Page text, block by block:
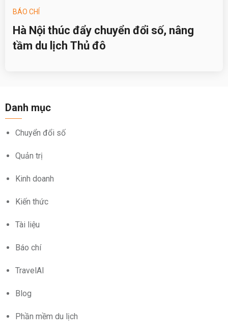
BÁO CHÍ
Hà Nội thúc đẩy chuyển đổi số, nâng
tầm du lịch Thủ đô
Danh mục
Chuyển đổi số
Quản trị
Kinh doanh
Kiến thức
Tài liệu
Báo chí
TravelAI
Blog
Phần mềm du lịch